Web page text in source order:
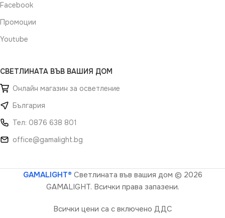
Facebook
Промоции
Youtube
СВЕТЛИНАТА ВЪВ ВАШИЯ ДОМ
Онлайн магазин за осветление
България
Тел: 0876 638 801
office@gamalight.bg
GAMALIGHT® Светлината във вашия дом © 2026
GAMALIGHT. Всички права запазени.
Всички цени са с включено ДДС